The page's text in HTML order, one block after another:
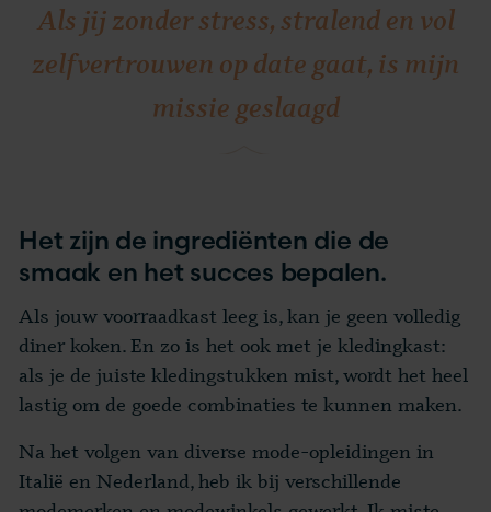
Als jij zonder stress, stralend en vol
zelfvertrouwen op date gaat, is mijn
missie geslaagd
Het zijn de ingrediënten die de
smaak en het succes bepalen.
Als jouw voorraadkast leeg is, kan je geen volledig
diner koken. En zo is het ook met je kledingkast:
als je de juiste kledingstukken mist, wordt het heel
lastig om de goede combinaties te kunnen maken.
Na het volgen van diverse mode-opleidingen in
Italië en Nederland, heb ik bij verschillende